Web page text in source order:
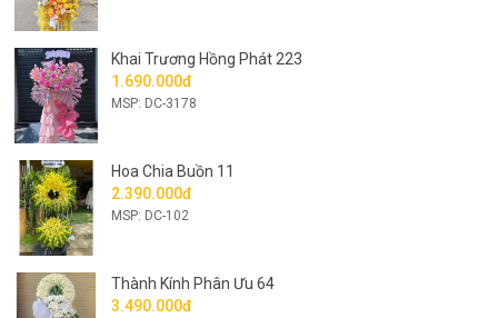
Khai Trương Hồng Phát 223
1.690.000đ
MSP: DC-3178
Hoa Chia Buồn 11
2.390.000đ
MSP: DC-102
Thành Kính Phân Ưu 64
3.490.000đ